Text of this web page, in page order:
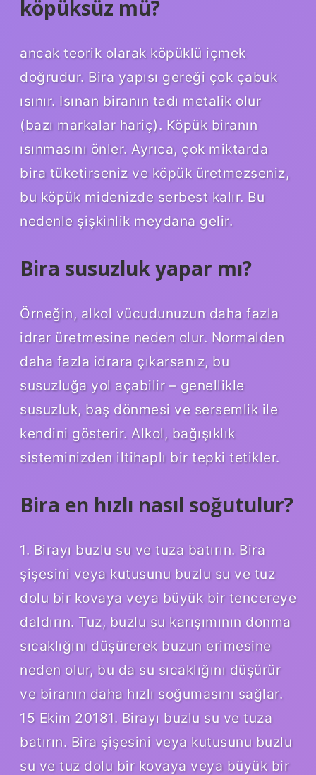
köpüksüz mü?
ancak teorik olarak köpüklü içmek
doğrudur. Bira yapısı gereği çok çabuk
ısınır. Isınan biranın tadı metalik olur
(bazı markalar hariç). Köpük biranın
ısınmasını önler. Ayrıca, çok miktarda
bira tüketirseniz ve köpük üretmezseniz,
bu köpük midenizde serbest kalır. Bu
nedenle şişkinlik meydana gelir.
Bira susuzluk yapar mı?
Örneğin, alkol vücudunuzun daha fazla
idrar üretmesine neden olur. Normalden
daha fazla idrara çıkarsanız, bu
susuzluğa yol açabilir – genellikle
susuzluk, baş dönmesi ve sersemlik ile
kendini gösterir. Alkol, bağışıklık
sisteminizden iltihaplı bir tepki tetikler.
Bira en hızlı nasıl soğutulur?
1. Birayı buzlu su ve tuza batırın. Bira
şişesini veya kutusunu buzlu su ve tuz
dolu bir kovaya veya büyük bir tencereye
daldırın. Tuz, buzlu su karışımının donma
sıcaklığını düşürerek buzun erimesine
neden olur, bu da su sıcaklığını düşürür
ve biranın daha hızlı soğumasını sağlar.
15 Ekim 20181. Birayı buzlu su ve tuza
batırın. Bira şişesini veya kutusunu buzlu
su ve tuz dolu bir kovaya veya büyük bir